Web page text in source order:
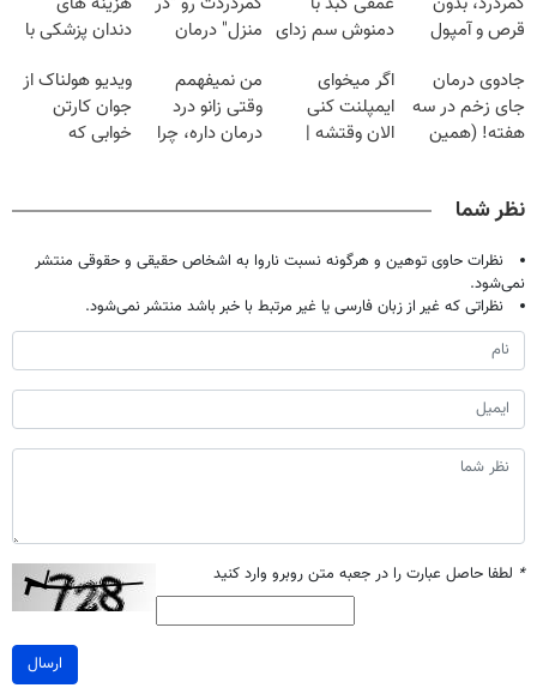
قرص و آمپول
دمنوش سم زدای منزل" درمان
◂پرسش‌نامه)
دندان پزشکی با
خانگی
جادوی درمان
جای زخم در سه
هفته! (همین
اگر میخوای
ایمپلنت کنی
الان وقتشه |
من نمیفهمم
وقتی زانو درد
درمان داره، چرا
ویدیو هولناک از
جوان کارتن
خوابی که
نظر شما
نظرات حاوی توهین و هرگونه نسبت ناروا به اشخاص حقیقی و حقوقی منتشر
نمی‌شود.
نظراتی که غیر از زبان فارسی یا غیر مرتبط با خبر باشد منتشر نمی‌شود.
* لطفا حاصل عبارت را در جعبه متن روبرو وارد کنید
ارسال